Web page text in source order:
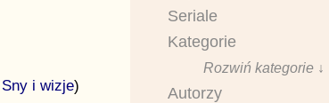
Sny i wizje)
Seriale
Kategorie
Rozwiń kategorie ↓
Autorzy